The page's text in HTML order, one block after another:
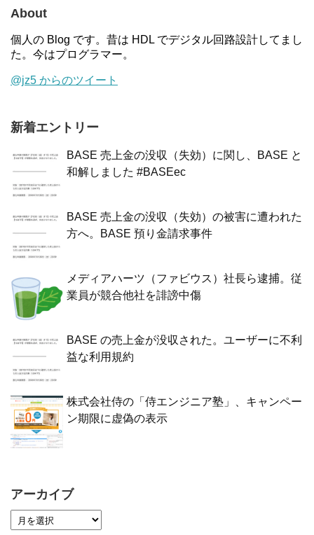
About
個人の Blog です。昔は HDL でデジタル回路設計してまし
た。今はプログラマー。
@jz5 からのツイート
新着エントリー
BASE 売上金の没収（失効）に関し、BASE と
和解しました #BASEec
BASE 売上金の没収（失効）の被害に遭われた
方へ。BASE 預り金請求事件
メディアハーツ（ファビウス）社長ら逮捕。従
業員が競合他社を誹謗中傷
BASE の売上金が没収された。ユーザーに不利
益な利用規約
株式会社侍の「侍エンジニア塾」、キャンペー
ン期限に虚偽の表示
アーカイブ